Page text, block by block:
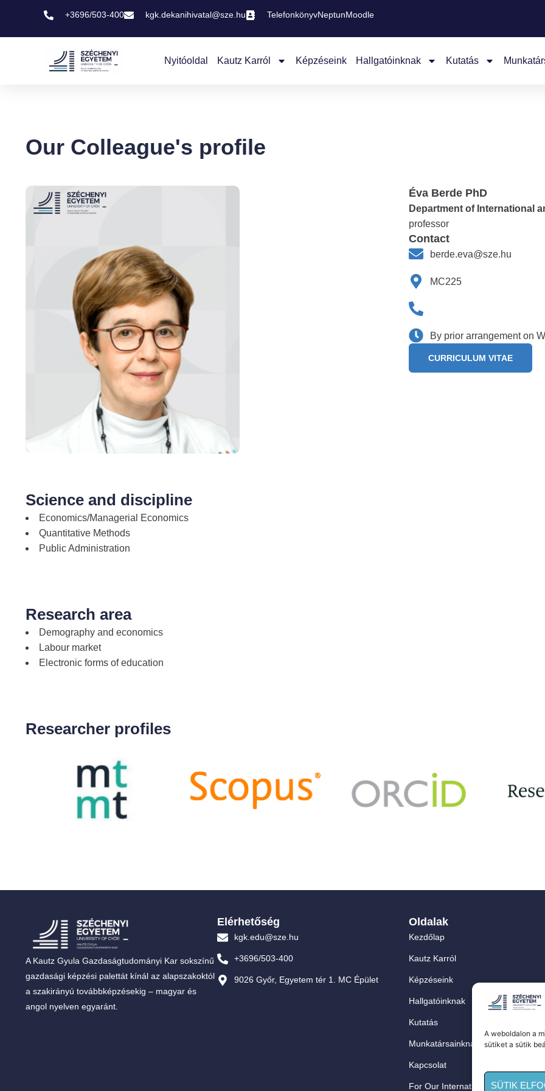
A weboldalon a
sütiket a sütik
SÜTIK
+3696/503-400 kgk.dekanihivatal@sze.hu TelefonkönyvNeptunMoodle
Nyitóoldal Kautz Karról Képzéseink Hallgatóinknak Kutatás
Our Colleague's profile
Éva Berde PhD
Department of International
professor
Contact
berde.eva@sze.hu
MC225
By prior arrangement on
CURRICULUM VITAE
Science and discipline
Economics/Managerial Economics
Quantitative Methods
Public Administration
Research area
Demography and economics
Labour market
Electronic forms of education
Researcher profiles
A Kautz Gyula Gazdaságtudományi Kar sokszínű
gazdasági képzési palettát kínál az alapszakoktól
a szakirányú továbbképzésekig – magyar és
angol nyelven egyaránt.
Elérhetőség
kgk.edu@sze.hu
+3696/503-400
9026 Győr, Egyetem tér 1. MC Épület
Oldalak
Kezdőlap
Kautz Karról
Képzéseink
Hallgatóinknak
Kutatás
Munkatársainknak
Kapcsolat
For Our International Students